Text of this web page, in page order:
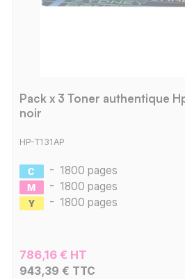
Pack x 3 Toner authentique
noir
HP-T131AP
- 1800 pages
- 1800 pages
- 1800 pages
786,16 € HT
943,39 € TTC